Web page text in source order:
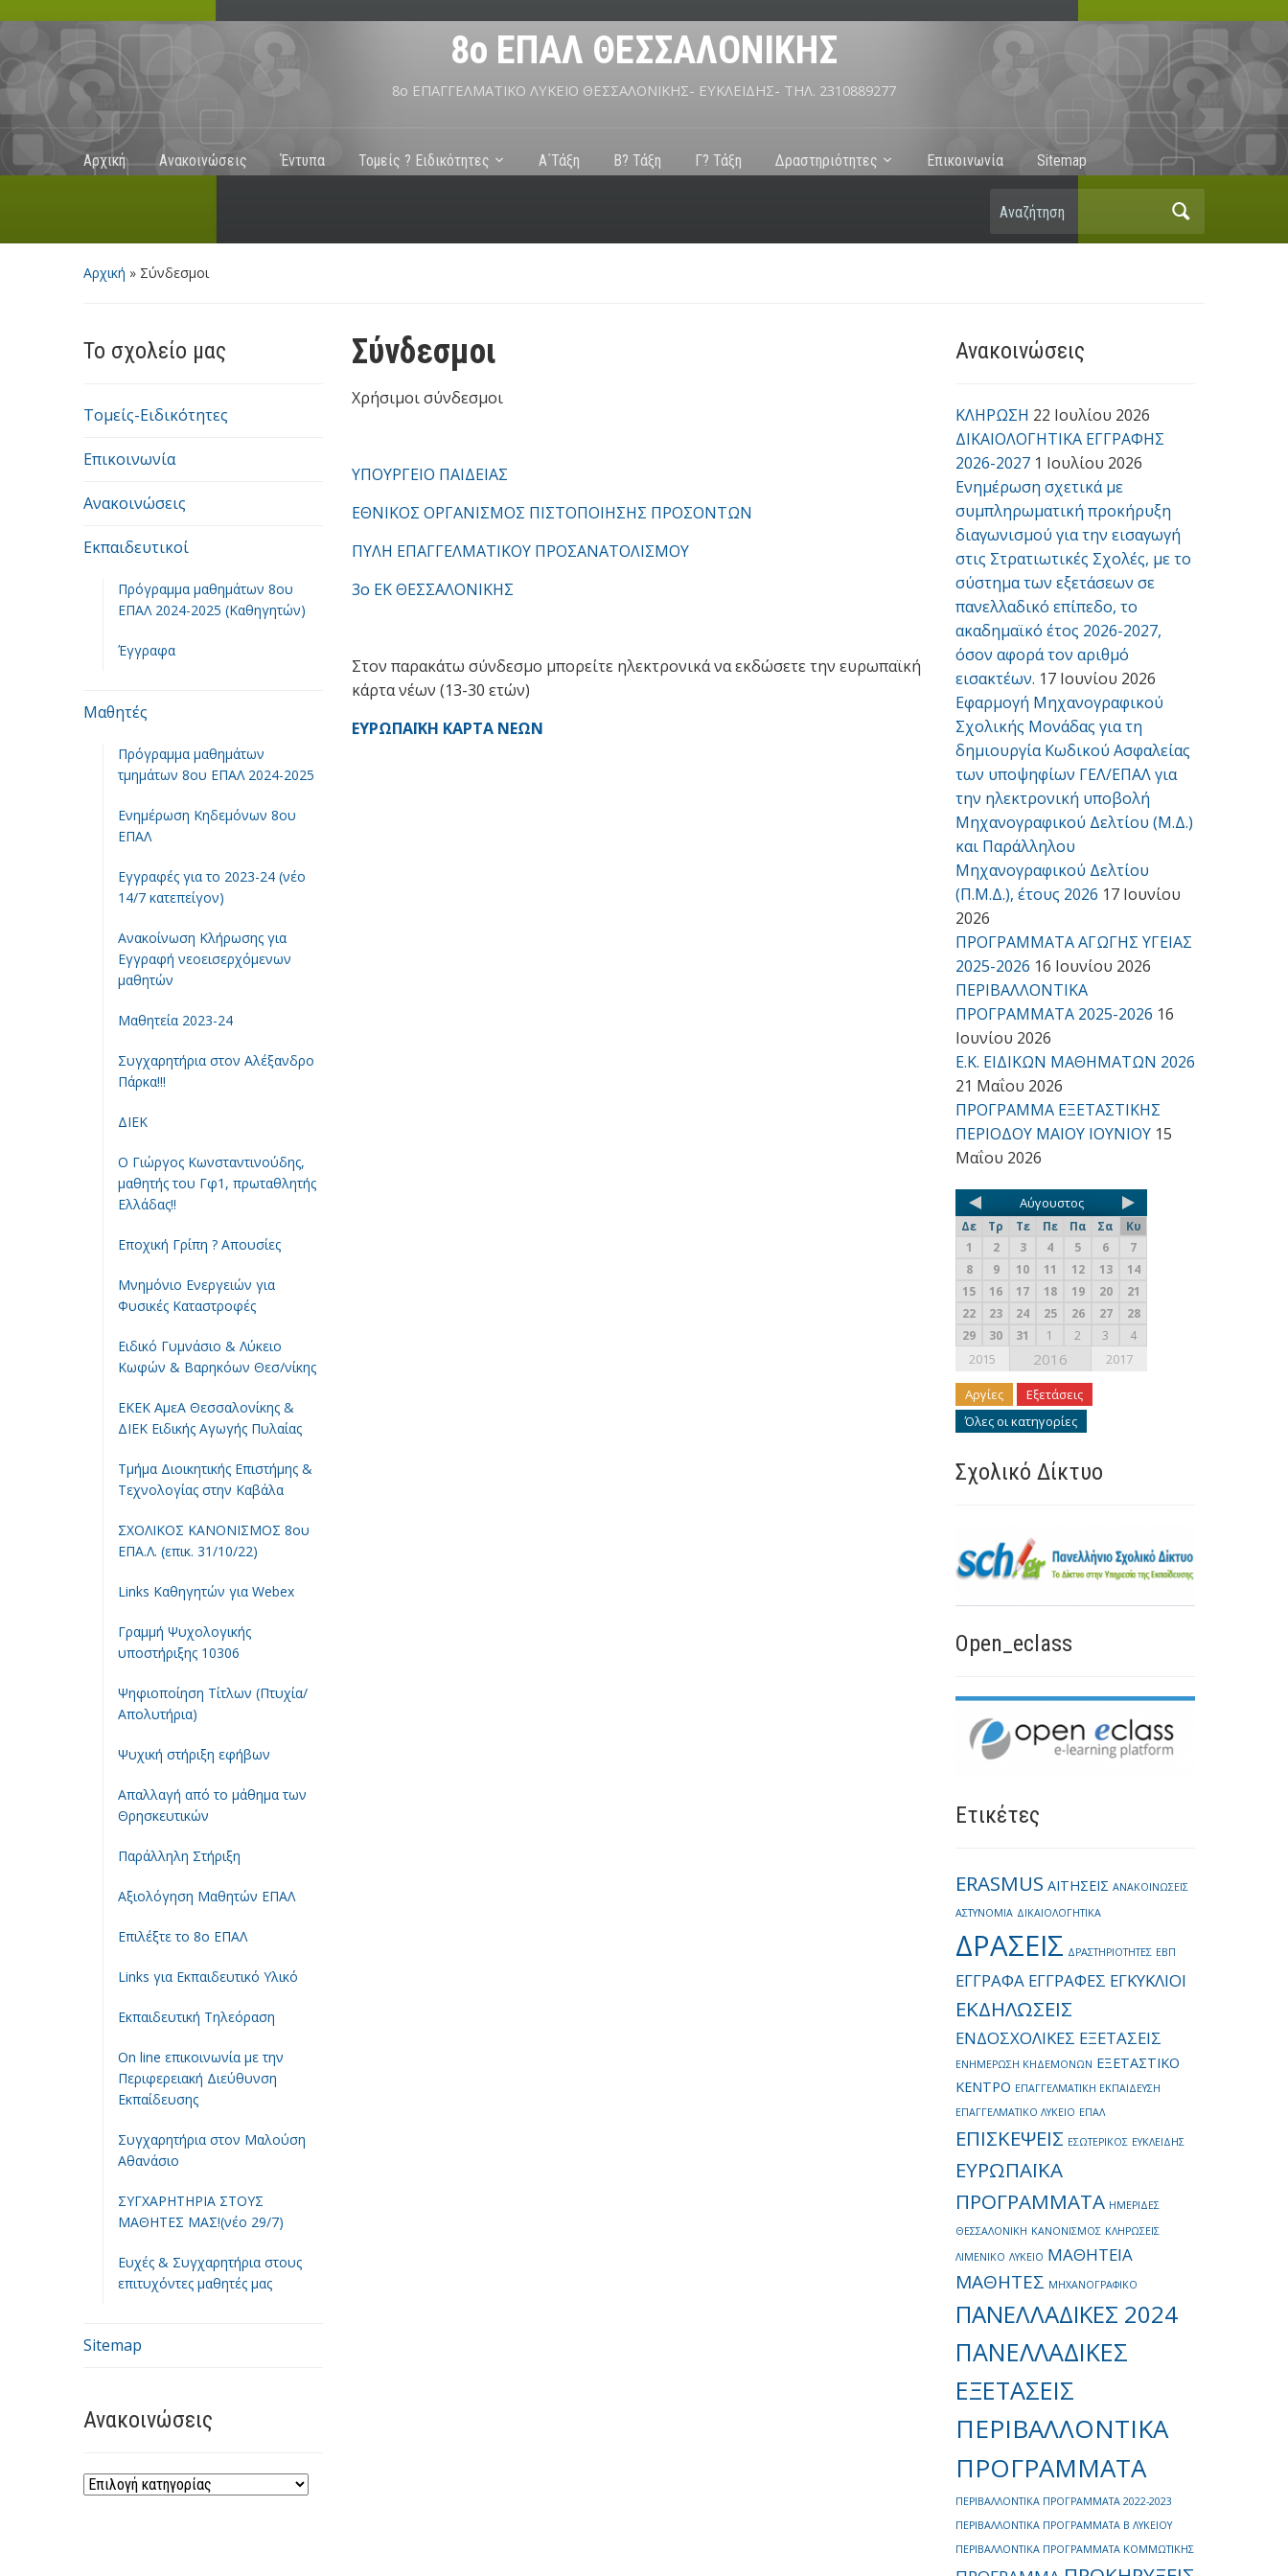
8ο ΕΠΑΛ ΘΕΣΣΑΛΟΝΙΚΗΣ
8ο ΕΠΑΓΓΕΛΜΑΤΙΚΟ ΛΥΚΕΙΟ ΘΕΣΣΑΛΟΝΙΚΗΣ- ΕΥΚΛΕΙΔΗΣ- ΤΗΛ. 2310889277
Αρχική Ανακοινώσεις Έντυπα Τομείς ? Ειδικότητες Α΄Τάξη Β? Τάξη Γ? Τάξη Δραστηριότητες Επικοινωνία Sitemap
Αναζήτηση
Αρχική » Σύνδεσμοι
Το σχολείο μας
Τομείς-Ειδικότητες
Επικοινωνία
Ανακοινώσεις
Εκπαιδευτικοί
Πρόγραμμα μαθημάτων 8ου
ΕΠΑΛ 2024-2025 (Καθηγητών)
Έγγραφα
Μαθητές
Πρόγραμμα μαθημάτων
τμημάτων 8ου ΕΠΑΛ 2024-2025
Ενημέρωση Κηδεμόνων 8ου
ΕΠΑΛ
Εγγραφές για το 2023-24 (νέο
14/7 κατεπείγον)
Ανακοίνωση Κλήρωσης για
Εγγραφή νεοεισερχόμενων
μαθητών
Μαθητεία 2023-24
Συγχαρητήρια στον Αλέξανδρο
Πάρκα!!!
ΔΙΕΚ
Ο Γιώργος Κωνσταντινούδης,
μαθητής του Γφ1, πρωταθλητής
Ελλάδας!!
Εποχική Γρίπη ? Απουσίες
Μνημόνιο Ενεργειών για
Φυσικές Καταστροφές
Ειδικό Γυμνάσιο & Λύκειο
Κωφών & Βαρηκόων Θεσ/νίκης
ΕΚΕΚ ΑμεΑ Θεσσαλονίκης &
ΔΙΕΚ Ειδικής Αγωγής Πυλαίας
Τμήμα Διοικητικής Επιστήμης &
Τεχνολογίας στην Καβάλα
ΣΧΟΛΙΚΟΣ ΚΑΝΟΝΙΣΜΟΣ 8ου
ΕΠΑ.Λ. (επικ. 31/10/22)
Links Καθηγητών για Webex
Γραμμή Ψυχολογικής
υποστήριξης 10306
Ψηφιοποίηση Τίτλων (Πτυχία/
Απολυτήρια)
Ψυχική στήριξη εφήβων
Απαλλαγή από το μάθημα των
Θρησκευτικών
Παράλληλη Στήριξη
Αξιολόγηση Μαθητών ΕΠΑΛ
Επιλέξτε το 8ο ΕΠΑΛ
Links για Εκπαιδευτικό Υλικό
Εκπαιδευτική Τηλεόραση
On line επικοινωνία με την
Περιφερειακή Διεύθυνση
Εκπαίδευσης
Συγχαρητήρια στον Μαλούση
Αθανάσιο
ΣΥΓΧΑΡΗΤΗΡΙΑ ΣΤΟΥΣ
ΜΑΘΗΤΕΣ ΜΑΣ!(νέο 29/7)
Ευχές & Συγχαρητήρια στους
επιτυχόντες μαθητές μας
Sitemap
Ανακοινώσεις
Σύνδεσμοι
Χρήσιμοι σύνδεσμοι
ΥΠΟΥΡΓΕΙΟ ΠΑΙΔΕΙΑΣ
ΕΘΝΙΚΟΣ ΟΡΓΑΝΙΣΜΟΣ ΠΙΣΤΟΠΟΙΗΣΗΣ ΠΡΟΣΟΝΤΩΝ
ΠΥΛΗ ΕΠΑΓΓΕΛΜΑΤΙΚΟΥ ΠΡΟΣΑΝΑΤΟΛΙΣΜΟΥ
3o ΕΚ ΘΕΣΣΑΛΟΝΙΚΗΣ
Στον παρακάτω σύνδεσμο μπορείτε ηλεκτρονικά να εκδώσετε την ευρωπαϊκή
κάρτα νέων (13-30 ετών)
ΕΥΡΩΠΑΪΚΗ ΚΑΡΤΑ ΝΕΩΝ
Ανακοινώσεις
ΚΛΗΡΩΣΗ 22 Ιουλίου 2026
ΔΙΚΑΙΟΛΟΓΗΤΙΚΑ ΕΓΓΡΑΦΗΣ
2026-2027 1 Ιουλίου 2026
Ενημέρωση σχετικά με
συμπληρωματική προκήρυξη
διαγωνισμού για την εισαγωγή
στις Στρατιωτικές Σχολές, με το
σύστημα των εξετάσεων σε
πανελλαδικό επίπεδο, το
ακαδημαϊκό έτος 2026-2027,
όσον αφορά τον αριθμό
εισακτέων. 17 Ιουνίου 2026
Εφαρμογή Μηχανογραφικού
Σχολικής Μονάδας για τη
δημιουργία Κωδικού Ασφαλείας
των υποψηφίων ΓΕΛ/ΕΠΑΛ για
την ηλεκτρονική υποβολή
Μηχανογραφικού Δελτίου (Μ.Δ.)
και Παράλληλου
Μηχανογραφικού Δελτίου
(Π.Μ.Δ.), έτους 2026 17 Ιουνίου
2026
ΠΡΟΓΡΑΜΜΑΤΑ ΑΓΩΓΗΣ ΥΓΕΙΑΣ
2025-2026 16 Ιουνίου 2026
ΠΕΡΙΒΑΛΛΟΝΤΙΚΑ
ΠΡΟΓΡΑΜΜΑΤΑ 2025-2026 16
Ιουνίου 2026
Ε.Κ. ΕΙΔΙΚΩΝ ΜΑΘΗΜΑΤΩΝ 2026
21 Μαΐου 2026
ΠΡΟΓΡΑΜΜΑ ΕΞΕΤΑΣΤΙΚΗΣ
ΠΕΡΙΟΔΟΥ ΜΑΙΟΥ ΙΟΥΝΙΟΥ 15
Μαΐου 2026
Αύγουστος
Δε Τρ Τε Πε Πα Σα
Κυ
1
2 3 4 5 6
7
8
9 10 11 12 13
14
15
16 17 18 19 20
21
22
23 24 25 26 27
28
29
30 31 1 2 3 4
2015 2016 2017
Αργίες
Εξετάσεις
Όλες οι κατηγορίες
Σχολικό Δίκτυο
Open_eclass
Ετικέτες
ERASMUS ΑΙΤΗΣΕΙΣ ΑΝΑΚΟΙΝΩΣΕΙΣ
ΑΣΤΥΝΟΜΙΑ ΔΙΚΑΙΟΛΟΓΗΤΙΚΑ
ΔΡΑΣΕΙΣ ΔΡΑΣΤΗΡΙΟΤΗΤΕΣ ΕΒΠ
ΕΓΓΡΑΦΑ ΕΓΓΡΑΦΕΣ ΕΓΚΥΚΛΙΟΙ
ΕΚΔΗΛΩΣΕΙΣ
ΕΝΔΟΣΧΟΛΙΚΕΣ ΕΞΕΤΑΣΕΙΣ
ΕΝΗΜΕΡΩΣΗ ΚΗΔΕΜΟΝΩΝ ΕΞΕΤΑΣΤΙΚΟ
ΚΕΝΤΡΟ ΕΠΑΓΓΕΛΜΑΤΙΚΗ ΕΚΠΑΙΔΕΥΣΗ
ΕΠΑΓΓΕΛΜΑΤΙΚΟ ΛΥΚΕΙΟ ΕΠΑΛ
ΕΠΙΣΚΕΨΕΙΣ ΕΣΩΤΕΡΙΚΟΣ ΕΥΚΛΕΙΔΗΣ
ΕΥΡΩΠΑΪΚΑ
ΠΡΟΓΡΑΜΜΑΤΑ ΗΜΕΡΙΔΕΣ
ΘΕΣΣΑΛΟΝΙΚΗ ΚΑΝΟΝΙΣΜΟΣ ΚΛΗΡΩΣΕΙΣ
ΛΙΜΕΝΙΚΟ ΛΥΚΕΙΟ ΜΑΘΗΤΕΙΑ
ΜΑΘΗΤΕΣ ΜΗΧΑΝΟΓΡΑΦΙΚΟ
ΠΑΝΕΛΛΑΔΙΚΕΣ 2024
ΠΑΝΕΛΛΑΔΙΚΕΣ
ΕΞΕΤΑΣΕΙΣ
ΠΕΡΙΒΑΛΛΟΝΤΙΚΑ
ΠΡΟΓΡΑΜΜΑΤΑ
ΠΕΡΙΒΑΛΛΟΝΤΙΚΑ ΠΡΟΓΡΑΜΜΑΤΑ 2022-2023
ΠΕΡΙΒΑΛΛΟΝΤΙΚΑ ΠΡΟΓΡΑΜΜΑΤΑ Β ΛΥΚΕΙΟΥ
ΠΕΡΙΒΑΛΛΟΝΤΙΚΑ ΠΡΟΓΡΑΜΜΑΤΑ ΚΟΜΜΩΤΙΚΗΣ